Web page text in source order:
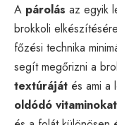
A párolás az egyik
brokkoli
főzési technika
segít megőrizni a
textúráját és ami a
oldódó